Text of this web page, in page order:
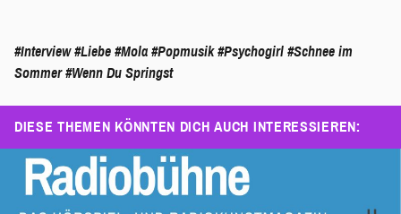
#Interview #Liebe #Mola #Popmusik #Psychogirl #Schnee im
Sommer #Wenn Du Springst
DIESE THEMEN KÖNNTEN DICH AUCH INTERESSIEREN: